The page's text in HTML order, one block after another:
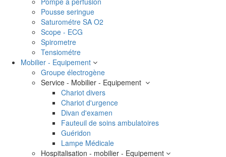
Pousse seringue
Saturométre SA O2
Scope - ECG
Spirometre
Tensiométre
Mobilier - Equipement
Groupe électrogène
Service - Mobilier - Equipement
Chariot divers
Chariot d'urgence
Divan d'examen
Fauteuil de soins ambulatoires
Guéridon
Lampe Médicale
Hospitalisation - mobilier - Equipement